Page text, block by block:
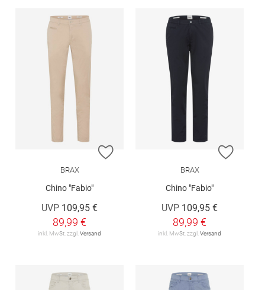
ZUR WUNSCHLISTE HINZUFÜGEN
BRAX
Chino "Fabio"
UVP 109,95 €
89,99 €
inkl. MwSt. zzgl. Versand
ZUR
BRAX
Chino "Fabio"
UVP 109,95 €
89,99 €
inkl. MwSt. zzgl. Versand